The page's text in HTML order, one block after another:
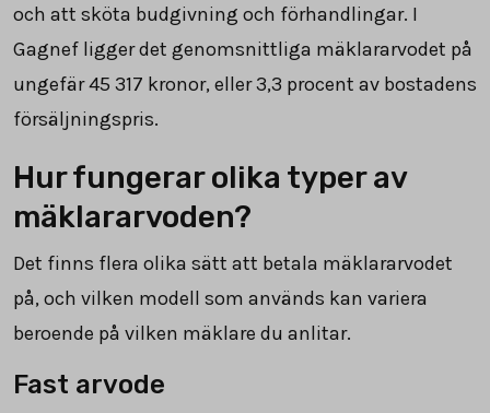
och att sköta budgivning och förhandlingar. I
Gagnef ligger det genomsnittliga mäklararvodet på
ungefär45 317 kronor, eller3,3 procent av bostadens
försäljningspris.
Hur fungerar olika typer av
mäklararvoden?
Det finns flera olika sätt att betala mäklararvodet
på, och vilken modell som används kan variera
beroende på vilken mäklare du anlitar.
Fast arvode